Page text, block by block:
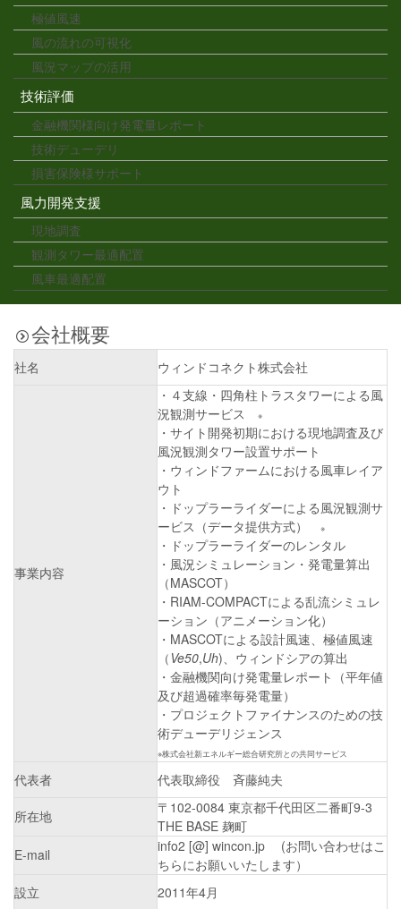
極値風速
風の流れの可視化
風況マップの活用
技術評価
金融機関様向け発電量レポート
技術デューデリ
損害保険様サポート
風力開発支援
現地調査
観測タワー最適配置
風車最適配置
会社概要
社名 ウィンドコネクト株式会社
事業内容
・４支線・四角柱トラスタワーによる風
況観測サービス
※
・サイト開発初期における現地調査及び
風況観測タワー設置サポート
・ウィンドファームにおける風車レイア
ウト
・ドップラーライダーによる風況観測サ
ービス（データ提供方式）
※
・ドップラーライダーのレンタル
・風況シミュレーション・発電量算出
（MASCOT）
・RIAM-COMPACTによる乱流シミュレ
ーション（アニメーション化）
・MASCOTによる設計風速、極値風速
（ Ve50,Uh)、ウィンドシアの算出
・金融機関向け発電量レポート（平年値
及び超過確率毎発電量）
・プロジェクトファイナンスのための技
術デューデリジェンス
※株式会社新エネルギー総合研究所との共同サービス
代表者 代表取締役 斉藤純夫
所在地
〒102-0084 東京都千代田区二番町9-3
THE BASE 麹町
E-mail
info2 [@] wincon.jp (お問い合わせはこ
ちらにお願いいたします）
設立
2011年4月